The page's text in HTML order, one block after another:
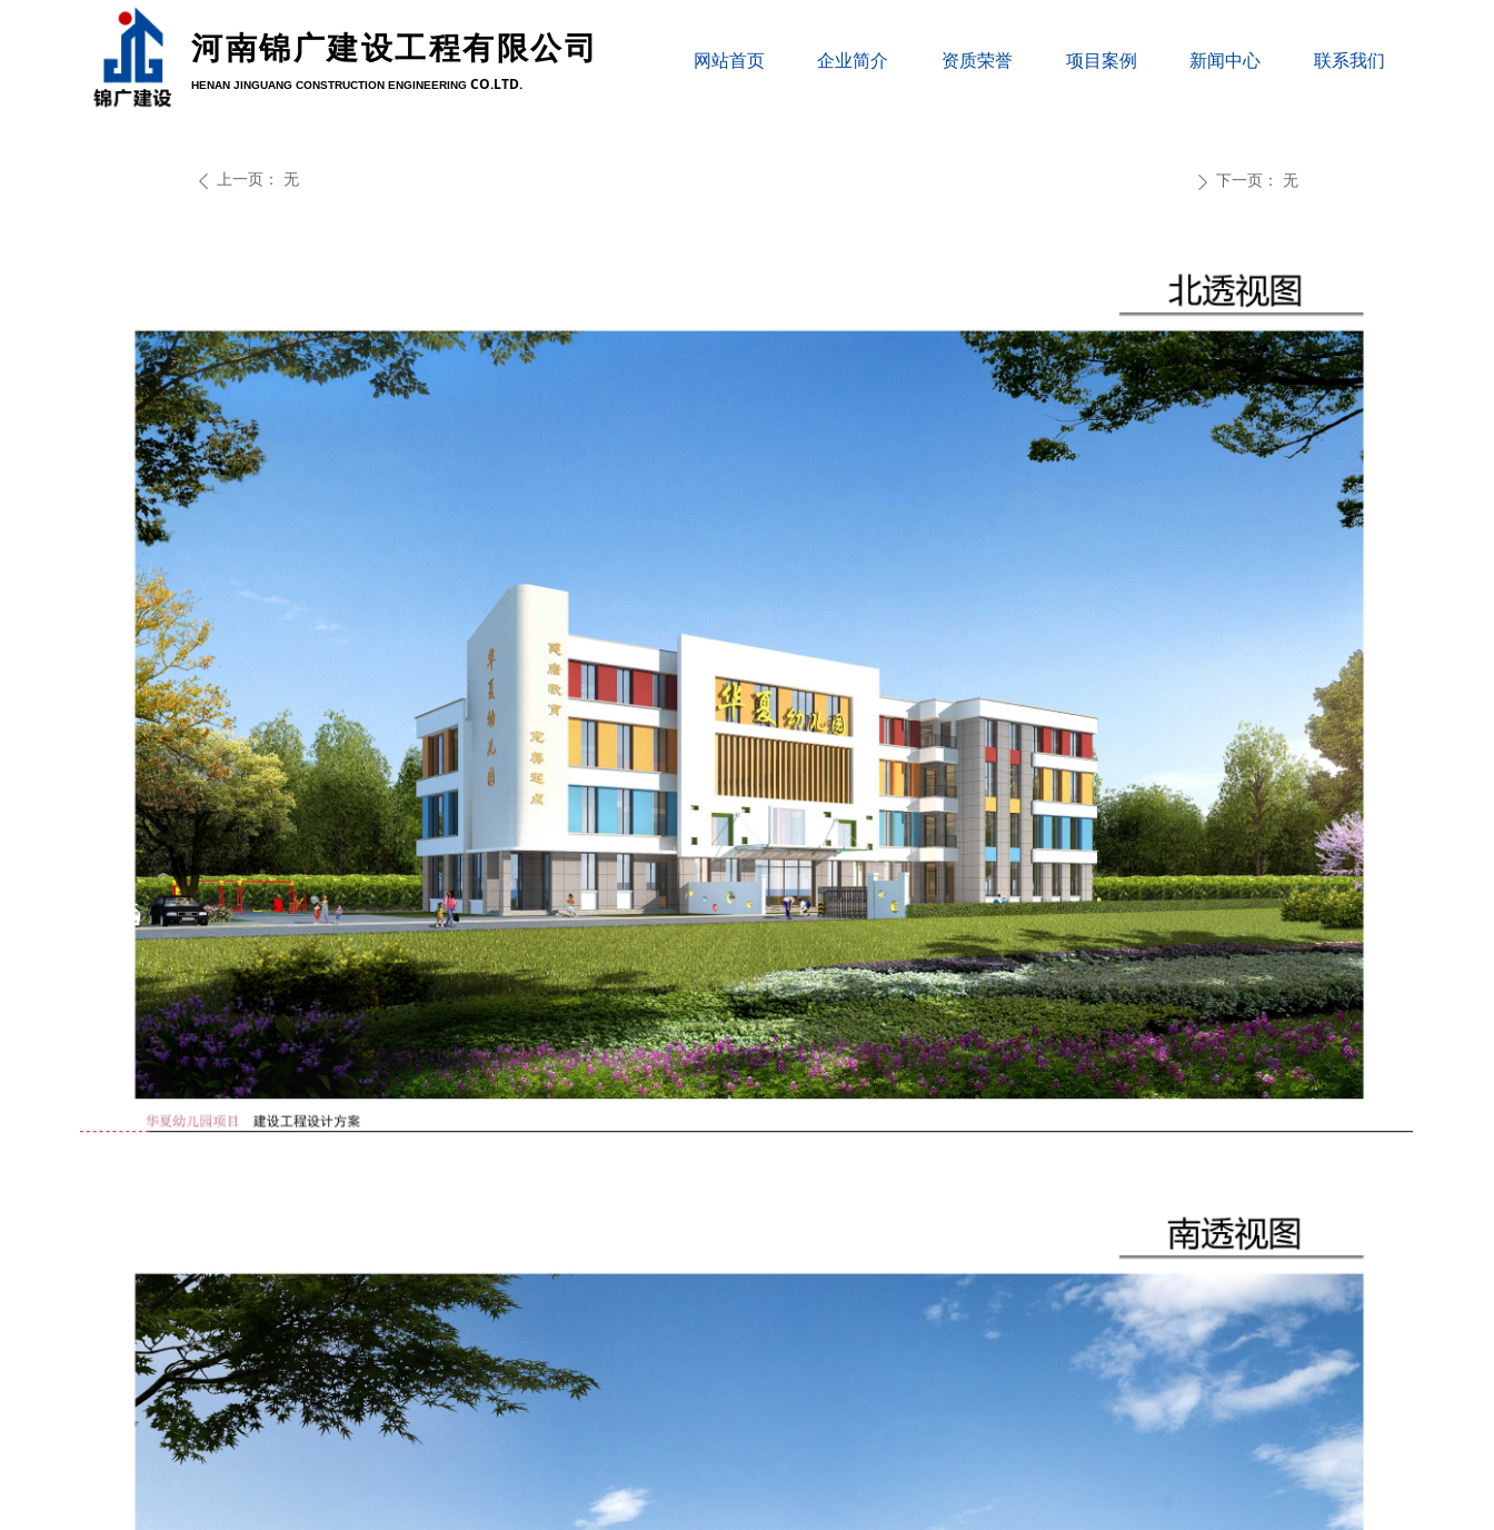
网站首页 企业简介 资质荣誉 项目案例 新闻中心 联系我们
河南锦广建设工程有限公司
HENAN JINGUANG CONSTRUCTION ENGINEERING CO.LTD.
ꄴ 上一页： 无 ꄲ 下一页： 无